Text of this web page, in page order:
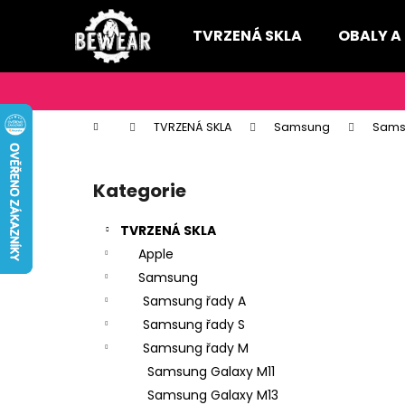
TVRZENÁ SKLA OBALY
Domů TVRZENÁ SKLA Samsung
Přeskočit
kategorie
Kategorie
TVRZENÁ SKLA
Apple
Samsung
Samsung řady A
Samsung řady S
Samsung řady M
Samsung Galaxy M11
Samsung Galaxy M13
í
k
Zpět
do
Zpět
do